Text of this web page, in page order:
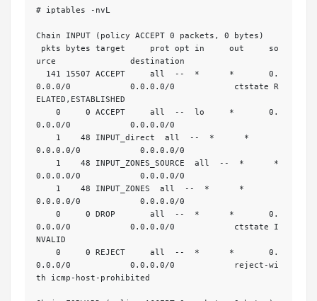
# iptables -nvL
Chain INPUT (policy ACCEPT 0 packets, 0 bytes)
urce               destination
0.0.0/0            0.0.0.0/0            ctstate R
ELATED,ESTABLISHED
0.0.0/0            0.0.0.0/0
0.0.0.0/0            0.0.0.0/0
0.0.0.0/0            0.0.0.0/0
0.0.0.0/0            0.0.0.0/0
0.0.0/0            0.0.0.0/0            ctstate I
NVALID
0.0.0/0            0.0.0.0/0            reject-wi
th icmp-host-prohibited